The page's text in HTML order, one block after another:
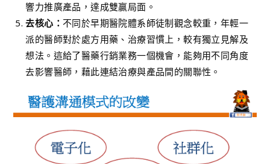
響力推廣產品，達成雙贏局面。
去核心：不同於早期醫院體系師徒制觀念較重，年輕一
派的醫師對於處方用藥、治療習慣上，較有獨立見解及
想法。這給了醫藥行銷業務一個機會，能夠用不同角度
去影響醫師，藉此連結治療與產品間的關聯性。